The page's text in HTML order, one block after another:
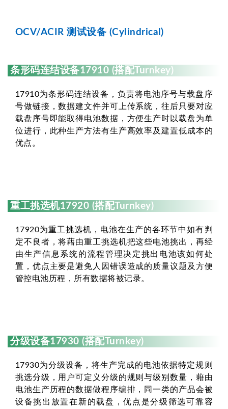
OCV/ACIR 测试设备 (Cylindrical)
条形码连结设备17910 (搭配Turnkey)
17910为条形码连结设备，负责将电池序号与载盘序
号做链接，数据建文件并可上传系统，往后只要对应
载盘序号即能取得电池数据，方便生产时以载盘为单
位进行，此种生产方法有生产高效率及建置低成本的
优点。
重工挑选机17920 (搭配Turnkey)
17920为重工挑选机，电池在生产的各环节中如有判
定不良者，将藉由重工挑选机把这些电池挑出，再经
由生产信息系统的流程管理决定挑出电池该如何处
置，优点主要是避免人因错误造成的质量议题及方便
管控电池历程，所有数据将被记录。
分级设备17930 (搭配Turnkey)
17930为分级设备，将生产完成的电池依据特定规则
挑选分级，用户可定义分级的规则与级别数量，藉由
电池生产历程的数据做程序编排，同一类的产品会被
设备挑出放置在新的载盘，优点是分级筛选可靠容